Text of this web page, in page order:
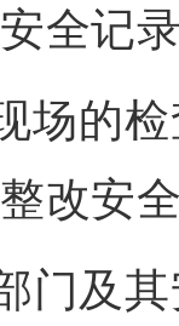
全记
场的
改安
门及